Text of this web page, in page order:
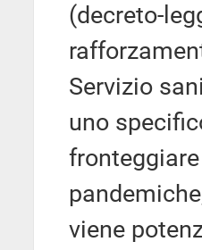
(decreto-
Servizio
uno
viene